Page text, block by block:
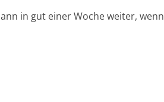
in gut einer Woche weiter,